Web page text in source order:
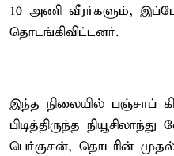
10 அணி வீரர்களும்,
தொடங்கிவிட்டனர்.
இந்த நிலையில் பஞ்சாப்
பிடித்திருந்த
பெர்குசன், தொடரின்